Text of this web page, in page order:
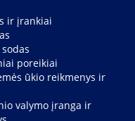
ir įrankiai
poreikiai
ūkio reikmenys ir
valymo įranga ir